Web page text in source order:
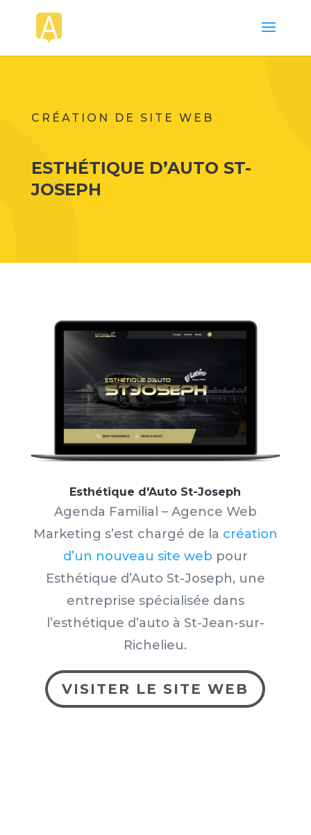
CRÉATION DE SITE WEB
ESTHÉTIQUE D’AUTO ST-
JOSEPH
Esthétique d'Auto St-Joseph
Agenda Familial – Agence Web
Marketing s’est chargé de la création
d’un nouveau site web pour
Esthétique d’Auto St-Joseph, une
entreprise spécialisée dans
l’esthétique d’auto à St-Jean-sur-
Richelieu.
VISITER LE SITE WEB